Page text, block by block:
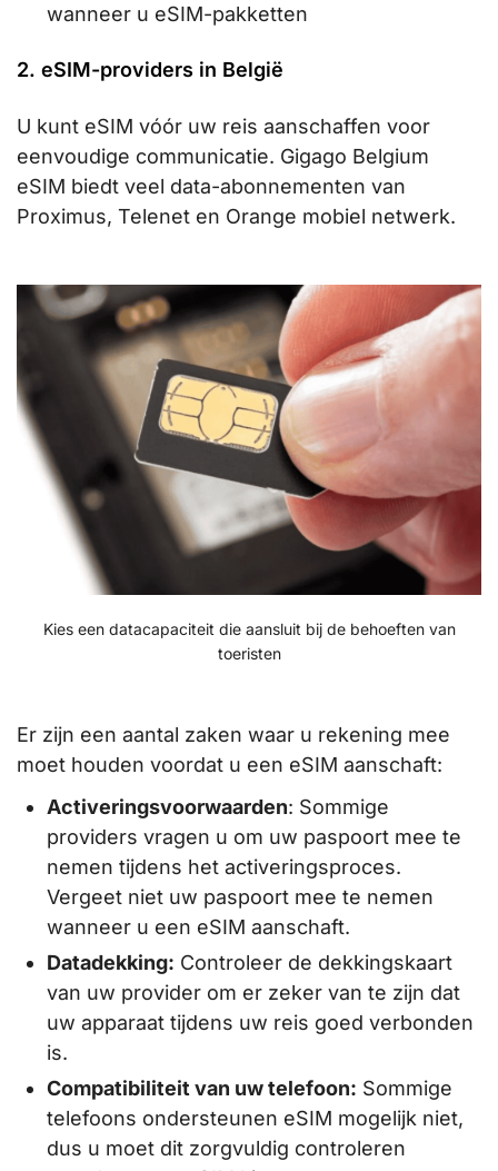
wanneer u eSIM-pakketten
2. eSIM-providers in België
U kunt eSIM vóór uw reis aanschaffen voor
eenvoudige communicatie. Gigago Belgium
eSIM biedt veel data-abonnementen van
Proximus, Telenet en Orange mobiel netwerk.
Kies een datacapaciteit die aansluit bij de behoeften van
toeristen
Er zijn een aantal zaken waar u rekening mee
moet houden voordat u een eSIM aanschaft:
Activeringsvoorwaarden: Sommige
providers vragen u om uw paspoort mee te
nemen tijdens het activeringsproces.
Vergeet niet uw paspoort mee te nemen
wanneer u een eSIM aanschaft.
Datadekking: Controleer de dekkingskaart
van uw provider om er zeker van te zijn dat
uw apparaat tijdens uw reis goed verbonden
is.
Compatibiliteit van uw telefoon: Sommige
telefoons ondersteunen eSIM mogelijk niet,
dus u moet dit zorgvuldig controleren